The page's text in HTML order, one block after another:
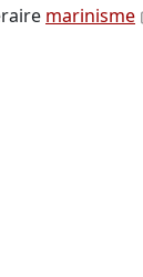
marinisme